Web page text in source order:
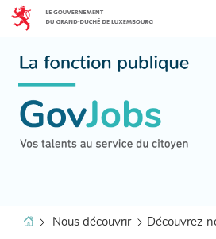
Aller
navigation
Aller
AccueilNous découvrir Découvrez